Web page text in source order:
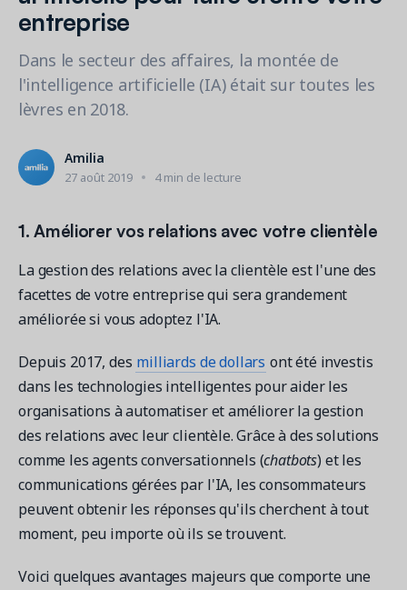
Outils de suivi et d’analyse
FONCTIONNALITÉS
Inscription en ligne
Gestion multi-sites
Paiements
Demandez une démo
Obtenez une démonstration du logiciel d'inscription et
gestion le plus performant.
Loisirs municipaux
Natation
Centres sportifs
YMCA
Découvrez nos clients
Tendances et nouveautés
Ressources et webinaires
Guides numériques et webinaires
Amilia University
Une plateforme d’apprentissage intégrée
RESSOURCES SUPPLÉMENTAIRES
Amilia University (Connexion)
Centre d'aide
Mises à jour
Centre d'aide
1 877-343-0004
Demandez une démo
entreprise
Dans le secteur des affaires, la montée de
l'intelligence artificielle (IA) était sur toutes les
lèvres en 2018.
Amilia
27 août 2019 4 min de lecture
1. Améliorer vos relations avec votre clientèle
La gestion des relations avec la clientèle est l'une des
facettes de votre entreprise qui sera grandement
améliorée si vous adoptez l'IA.
Depuis 2017, des milliards de dollars ont été investis
dans les technologies intelligentes pour aider les
organisations à automatiser et améliorer la gestion
des relations avec leur clientèle. Grâce à des solutions
comme les agents conversationnels (chatbots) et les
communications gérées par l'IA, les consommateurs
peuvent obtenir les réponses qu'ils cherchent à tout
moment, peu importe où ils se trouvent.
Voici quelques avantages majeurs que comporte une